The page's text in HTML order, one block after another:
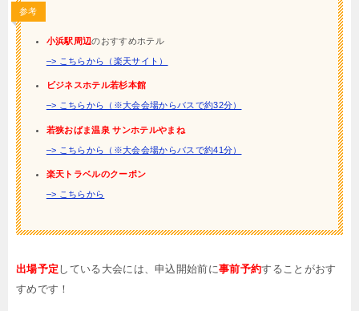
参考
小浜駅周辺のおすすめホテル
–> こちらから（楽天サイト）
ビジネスホテル若杉本館
–> こちらから（※大会会場からバスで約32分）
若狭おばま温泉 サンホテルやまね
–> こちらから（※大会会場からバスで約41分）
楽天トラベルのクーポン
–> こちらから
出場予定 している大会には、申込開始前に事前予約することがおす
すめです！